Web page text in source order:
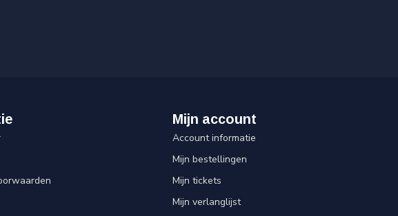
Mijn account
Account informatie
Mijn bestellingen
Mijn tickets
Mijn verlanglijst